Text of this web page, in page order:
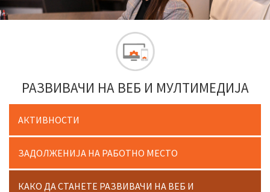
РАЗВИВАЧИ НА ВЕБ И МУЛТИМЕДИЈА
АКТИВНОСТИ
ЗАДОЛЖЕНИЈА НА РАБОТНО МЕСТО
КАКО ДА СТАНЕТЕ РАЗВИВАЧИ НА ВЕБ И